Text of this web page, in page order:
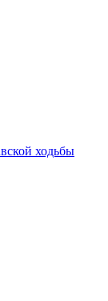
ходьбы